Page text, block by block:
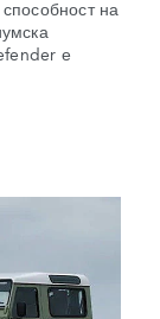
на
е